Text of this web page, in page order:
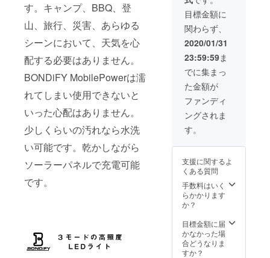
す。キャンプ、BBQ、登
山、旅行、災害、あらゆる
シーンにおいて、天気を心
配する必要はありません。
BONDiFY MobilePowerは濡
れてしまい使用できないと
いった心配はありません。
少しくらいの汚れなら水洗
い可能です。乾かしながら
ソーラーパネルで充電可能
です。
製品保
証： ご
購入よ
り12ヵ
月 発送
2020年
3月中 ※
送料無
料
FY
MobileP
ower モ
バイル
バッテ
リー×１
・日本
語マ
ニュア
ル × １
・
MicroU
１ ・ス
プベル
ト × １
・製品
保証書
証： ご
購入よ
り12ヵ
円(税
込、送
料無料)
↓ 2セッ
ト割特
別価格
（38%
OFF
-12,540
円引
き）
20,460
料無料)
ケージ
内容：
・
BONDi
FY
ower モ
バイル
バッテ
リー×２
目標金額に
関わらず、
2020/01/31
23:59:59ま
でに集まっ
た金額が
ファンディ
ングされま
す。
支援に関するよ
くある質問
手数料はいく
らかかります
か？
目標金額に届
かなかった場
合どうなりま
すか？